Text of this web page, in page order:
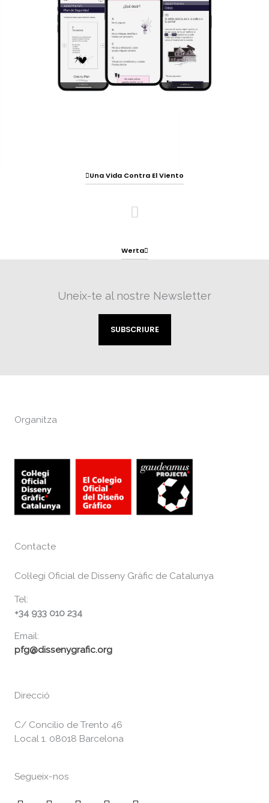
Una Vida Contra El Viento
Werta
Uneix-te al nostre Newsletter
SUBSCRIURE
Organitza
Contacte
Col·legi Oficial de Disseny Gràfic de Catalunya
Tel:
+34 933 010 234
Email:
pfg@dissenygrafic.org
Direcció
C/ Concilio de Trento 46
Local 1. 08018 Barcelona
Segueix-nos